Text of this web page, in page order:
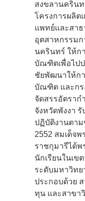
สงขลานคริน
โครงการผลิ
แพทย์และสา
อุตสาหกรรมก
นครินทร์ ให้ก
บัณฑิตเพื่อไป
ชัยพัฒนาให้ก
บัณฑิต และกร
จัดสรรอัตรา
จังหวัดพังงา
ปฏิบัติงานตา
2552 สมเด็จ
ราชกุมารีได้
นักเรียนในเข
ระดับมหาวิทย
ประกอบด้วย
ทุน และสาขา